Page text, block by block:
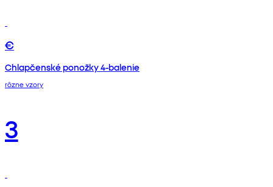
€
Chlapčenské ponožky 4-balenie
rôzne vzory
3